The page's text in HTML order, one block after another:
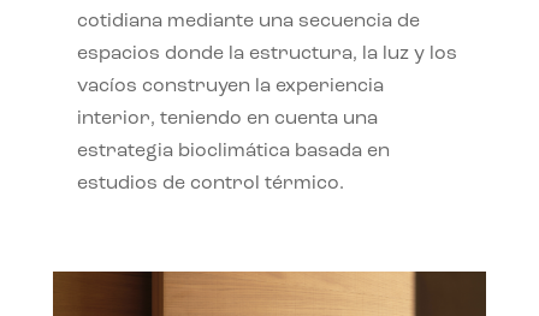
cotidiana mediante una secuencia de
espacios donde la estructura, la luz y los
vacíos construyen la experiencia
interior, teniendo en cuenta una
estrategia bioclimática basada en
estudios de control térmico.